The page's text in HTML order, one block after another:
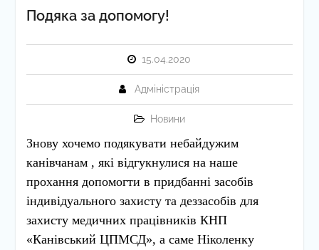
Подяка за допомогу!
15.04.2020
Адміністрація
Новини
Знову хочемо подякувати небайдужим
канівчанам , які відгукнулися на наше
прохання допомогти в придбанні засобів
індивідуального захисту та деззасобів для
захисту медичних працівників КНП
«Канівський ЦПМСД», а саме Ніколенку